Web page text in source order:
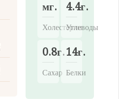
мг.
Холестерин
4.4г.
Углеводы
0.8г.
Сахар
14г.
Белки